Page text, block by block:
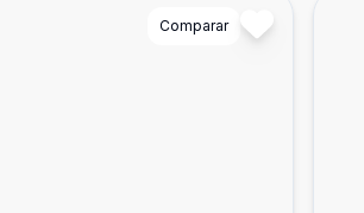
Comparar